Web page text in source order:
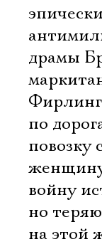
драмы
по
повозку
войну
но
на этой